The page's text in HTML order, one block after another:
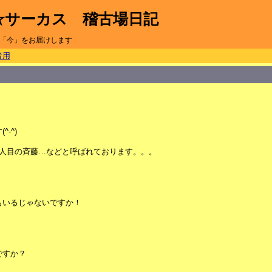
ーカス 稽古場日記
今」をお届けします
用
(^-^)
目の斉藤…などと呼ばれております。。。
るじゃないですか！
か？